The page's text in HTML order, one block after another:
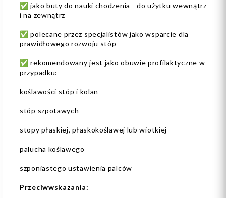
✅ jako buty do nauki chodzenia - do użytku wewnątrz
i na zewnątrz
✅ polecane przez specjalistów jako wsparcie dla
prawidłowego rozwoju stóp
✅ rekomendowany jest jako obuwie profilaktyczne w
przypadku:
koślawości stóp i kolan
stóp szpotawych
stopy płaskiej, płaskokoślawej lub wiotkiej
palucha koślawego
szponiastego ustawienia palców
Przeciwwskazania: